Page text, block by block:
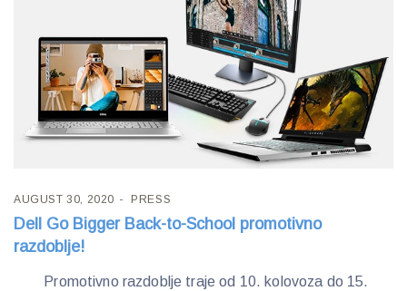
AUGUST 30, 2020 PRESS
Dell Go Bigger Back-to-School promotivno
razdoblje!
Promotivno razdoblje traje od 10. kolovoza do 15.